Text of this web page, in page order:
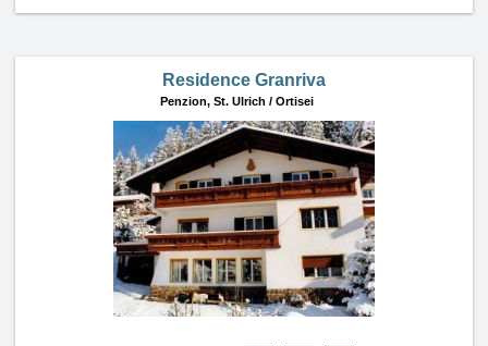
Residence Granriva
Penzion, St. Ulrich / Ortisei